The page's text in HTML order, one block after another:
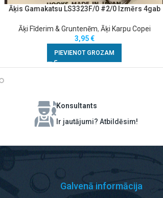
Āķis Gamakatsu LS3323F/0 #2/0 Izmērs 4gab
Āķi Fīderim & Gruntenēm, Āķi Karpu Copei
3,95€
PIEVIENOT GROZAM
Konsultants
Ir jautājumi? Atbildēsim!
Galvenā informācija